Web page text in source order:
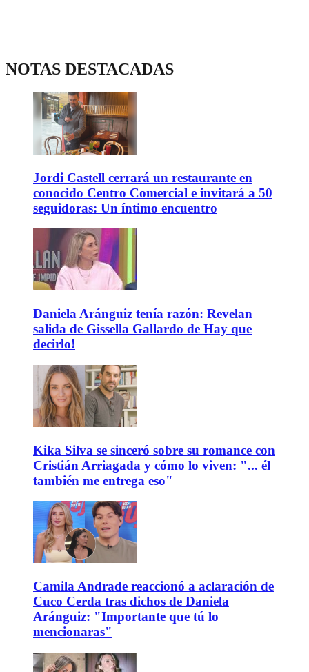
NOTAS DESTACADAS
Jordi Castell cerrará un restaurante en
conocido Centro Comercial e invitará a 50
seguidoras: Un íntimo encuentro
Daniela Aránguiz tenía razón: Revelan
salida de Gissella Gallardo de Hay que
decirlo!
Kika Silva se sinceró sobre su romance con
Cristián Arriagada y cómo lo viven: "... él
también me entrega eso"
Camila Andrade reaccionó a aclaración de
Cuco Cerda tras dichos de Daniela
Aránguiz: "Importante que tú lo
mencionaras"